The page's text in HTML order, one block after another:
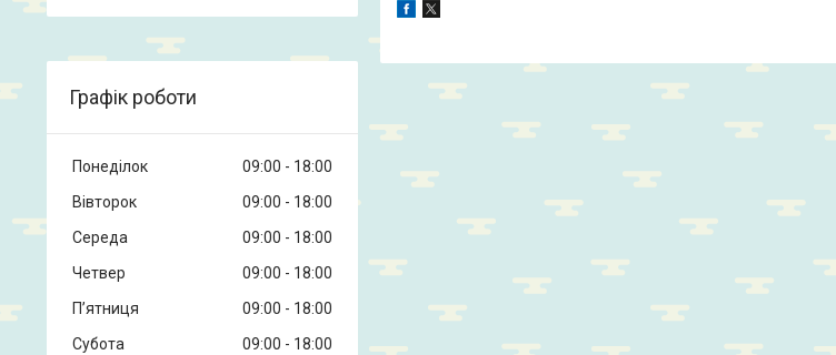
Графік роботи
Понеділок 09:00
18:00
Вівторок
09:00
18:00
Середа
09:00
18:00
Четвер
09:00
18:00
Пʼятниця
09:00
18:00
Субота
09:00
18:00